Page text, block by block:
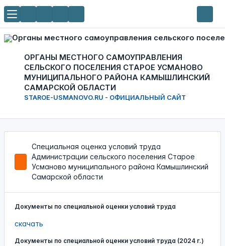
ОРГАНЫ МЕСТНОГО САМОУПРАВЛЕНИЯ
СЕЛЬСКОГО ПОСЕЛЕНИЯ СТАРОЕ УСМАНОВО
МУНИЦИПАЛЬНОГО РАЙОНА КАМЫШЛИНСКИЙ
САМАРСКОЙ ОБЛАСТИ
STAROE-USMANOVO.RU - ОФИЦИАЛЬНЫЙ САЙТ
Специальная оценка условий труда
Администрации сельского поселения Старое
Усманово муниципального района Камышлинский
Самарской области
Документы по специальной оценки условий труда
скачать
Документы по специальной оценки условий труда (2024 г.)